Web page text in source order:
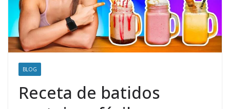
BLOG
Receta de batidos